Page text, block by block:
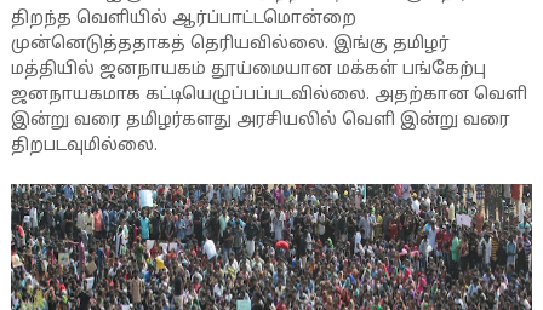
திறந்த வெளியில் ஆர்ப்பாட்டமொன்றை
முன்னெடுத்ததாகத் தெரியவில்லை. இங்கு தமிழர்
மத்தியில் ஜனநாயகம் தூய்மையான மக்கள் பங்கேற்பு
ஜனநாயகமாக கட்டியெழுப்பப்படவில்லை. அதற்கான வெளி
இன்று வரை தமிழர்களது அரசியலில் வெளி இன்று வரை
திறபடவுமில்லை.